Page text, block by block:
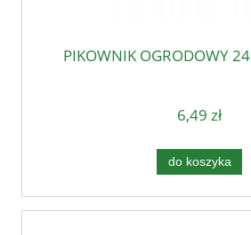
PIKOWNIK OGRODOWY
6,49 zł
do koszyka